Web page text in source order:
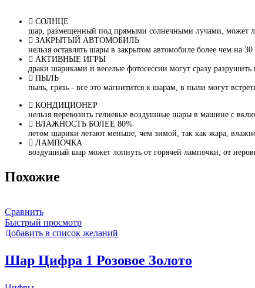
СОЛНЦЕ
шар, размещенный под прямыми солнечными лучами, может
ЗАКРЫТЫЙ АВТОМОБИЛЬ
нельзя оставлять шары в закрытом автомобиле более чем на
АКТИВНЫЕ ИГРЫ
драки шариками и веселые фотосессии могут сразу
ПЫЛЬ
пыль, грязь - все это магнитится к шарам, в пыли могут
КОНДИЦИОНЕР
нельзя перевозить гелиевые воздушные шары в машине с
ВЛАЖНОСТЬ БОЛЕЕ 80%
летом шарики летают меньше, чем зимой, так как жара,
ЛАМПОЧКА
воздушный шар может лопнуть от горячей лампочки, от
Похожие
Сравнить
Быстрый просмотр
Добавить в список желаний
Шар Цифра 1 Розовое Золото